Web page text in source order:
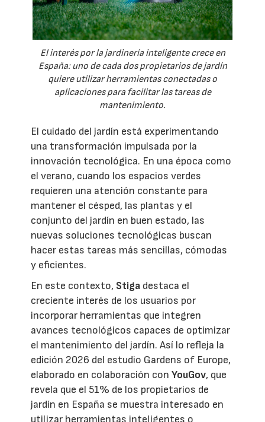
El interés por la jardinería inteligente crece en
España: uno de cada dos propietarios de jardín
quiere utilizar herramientas conectadas o
aplicaciones para facilitar las tareas de
mantenimiento.
El cuidado del jardín está experimentando
una transformación impulsada por la
innovación tecnológica. En una época como
el verano, cuando los espacios verdes
requieren una atención constante para
mantener el césped, las plantas y el
conjunto del jardín en buen estado, las
nuevas soluciones tecnológicas buscan
hacer estas tareas más sencillas, cómodas
y eficientes.
En este contexto, Stiga destaca el
creciente interés de los usuarios por
incorporar herramientas que integren
avances tecnológicos capaces de optimizar
el mantenimiento del jardín. Así lo refleja la
edición 2026 del estudio Gardens of Europe,
elaborado en colaboración conYouGov, que
revela que el 51% de los propietarios de
jardín en España se muestra interesado en
utilizar herramientas inteligentes o